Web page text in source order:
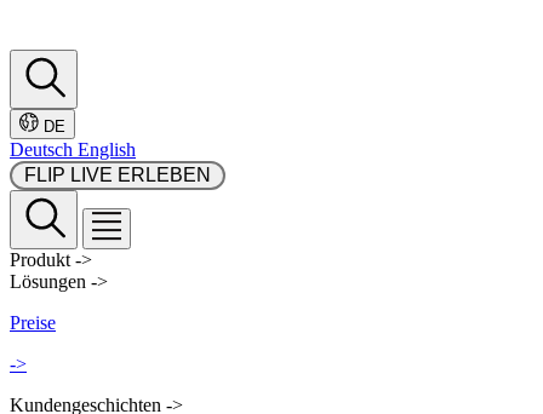
DE
Deutsch English
Produkt ->
Lösungen ->
Preise
->
Kundengeschichten ->